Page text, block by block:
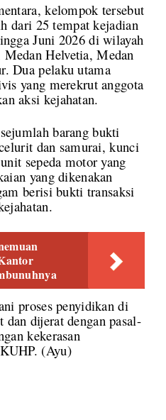
kelompok tersebut
dari 25 tempat kejadian
Juni 2026 di wilayah
Helvetia, Medan
Dua pelaku utama
yang merekrut anggota
aksi kejahatan.
barang bukti
dan samurai, kunci
sepeda motor yang
yang dikenakan
berisi bukti transaksi
proses penyidikan di
dijerat dengan pasal-
kekerasan
(Ayu)